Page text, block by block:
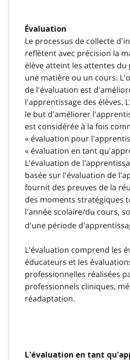
t
e
2
Évaluation
Le processus de collecte
reflètent avec précision la
élève atteint les attentes
une matière ou un cours.
de l'évaluation est
l'apprentissage des élèves.
le but d'améliorer
est considérée à la fois
« évaluation pour
« évaluation en tant
L'évaluation de
basée sur l'évaluation de
fournit des preuves de la
des moments stratégiques
l'année scolaire/du cours,
d'une période
L'évaluation comprend les
éducateurs et les
professionnelles réalisées
professionnels cliniques,
réadaptation.
L'évaluation en tant